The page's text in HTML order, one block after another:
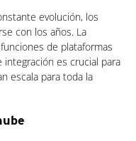
evolución, los
con los años. La
de plataformas
es crucial para
escala para toda la